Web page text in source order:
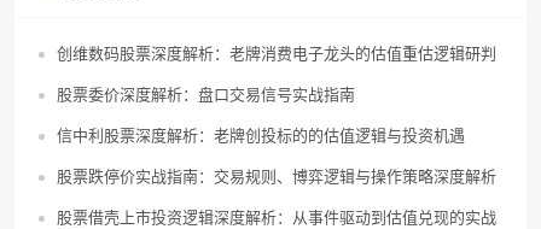
创维数码股票深度解析：老牌消费电子龙头的估值重估逻辑研判
股票委价深度解析：盘口交易信号实战指南
信中利股票深度解析：老牌创投标的的估值逻辑与投资机遇
股票跌停价实战指南：交易规则、博弈逻辑与操作策略深度解析
股票借壳上市投资逻辑深度解析：从事件驱动到估值兑现的实战